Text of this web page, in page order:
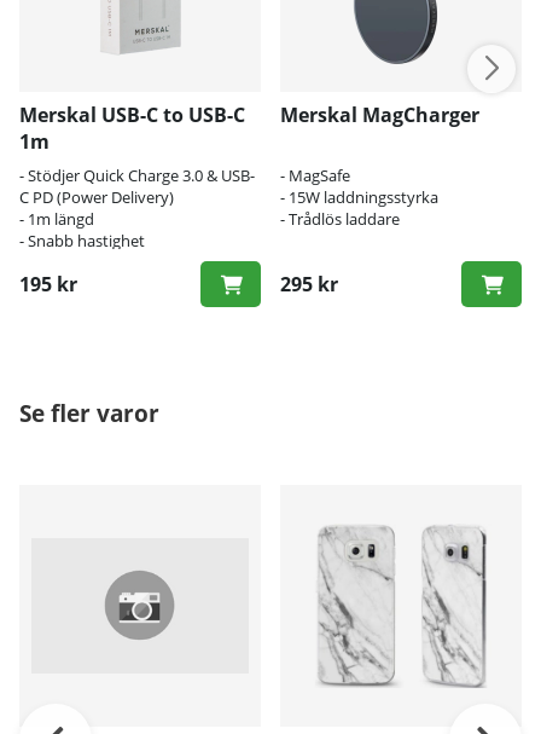
Merskal USB-C to USB-C
1m
- Stödjer Quick Charge 3.0 & USB-
C PD (Power Delivery)
- 1m längd
- Snabb hastighet
195 kr
Merskal MagCharger
- MagSafe
- 15W laddningsstyrka
- Trådlös laddare
295 kr
Se fler varor